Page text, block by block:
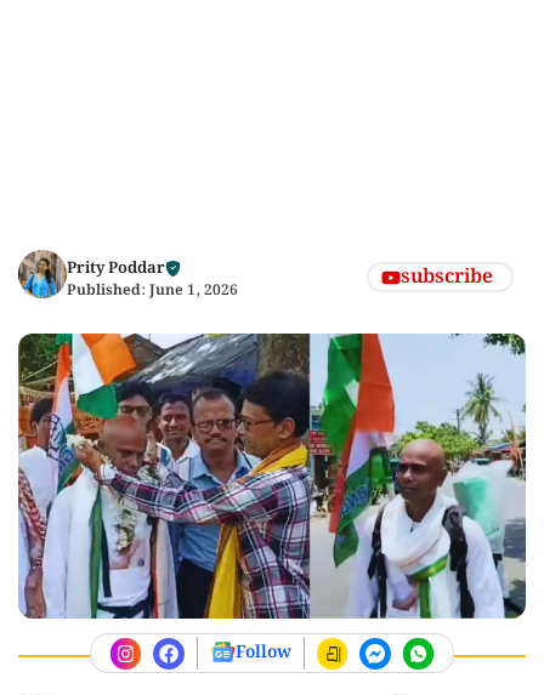
Prity Poddar
Published: June 1, 2026 subscribe
Follow